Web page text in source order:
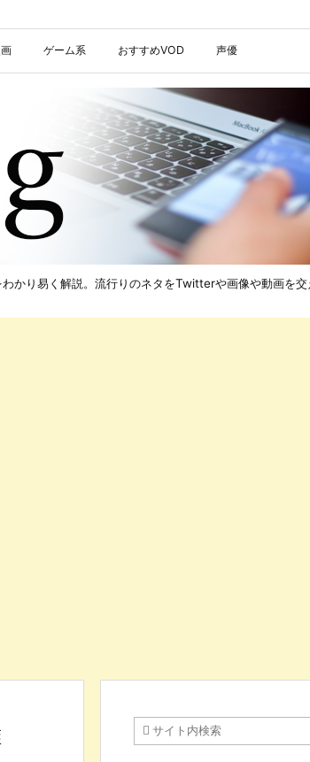
ゲーム系 おすすめVOD 声優
り易く解説。流行りのネタをTwitterや画像や動画を交